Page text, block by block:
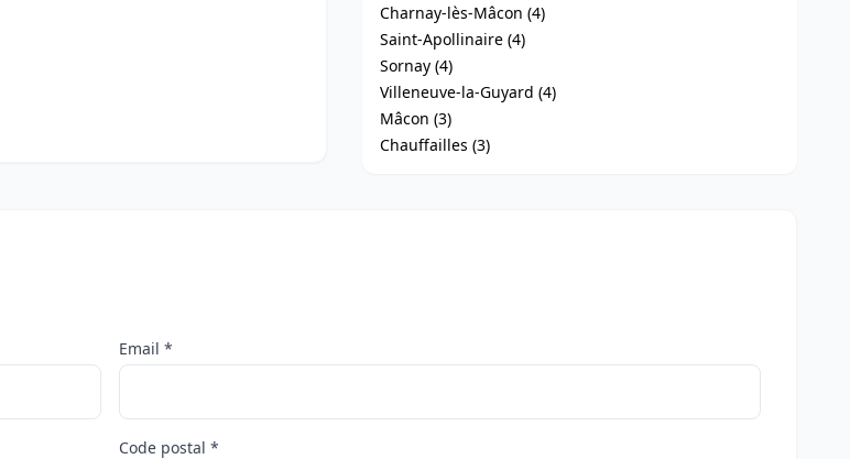
Charnay-lès-Mâcon (4)
Saint-Apollinaire (4)
Sornay (4)
Villeneuve-la-Guyard (4)
Mâcon (3)
Chauffailles (3)
Email *
Code postal *